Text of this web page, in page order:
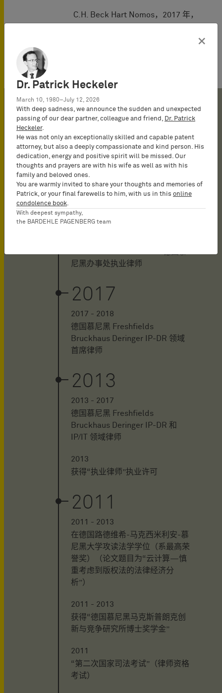
C.H. Beck Hart Nomos，2017 年，
zu Waldeck und Pyrmont，知识产权
2021
2021 - 至今
事务所合作伙伴
2018
尼黑办事处执业律师
2017
2017 - 2018
德国慕尼黑 Freshfields
Bruckhaus Deringer IP-DR 领域
首席律师
2013
2013 - 2017
德国慕尼黑 Freshfields
Bruckhaus Deringer IP-DR 和
IP/IT 领域律师
2013
获得“执业律师”执业许可
2011
2011 - 2013
在德国路德维希-马克西米利安-慕
尼黑大学攻读法学学位（系最高荣
誉奖）（论文题目为“云计算—慎
重考虑到版权法的法律经济分
析”）
2011 - 2013
获得“德国慕尼黑马克斯普朗克创
新与竞争研究所博士奖学金”
2011
“第二次国家司法考试”（律师资格
考试）
×
Dr. Patrick Heckeler
March 10, 1980–July 12, 2026
With deep sadness, we announce the sudden and unexpected
passing of our dear partner, colleague and friend, Dr. Patrick
Heckeler.
He was not only an exceptionally skilled and capable patent
attorney, but also a deeply compassionate and kind person. His
dedication, energy and positive spirit will be missed. Our
thoughts and prayers are with his wife as well as with his
family and beloved ones.
You are warmly invited to share your thoughts and memories of
Patrick, or your final farewells to him, with us in this online
condolence book.
With deepest sympathy,
the BARDEHLE PAGENBERG team